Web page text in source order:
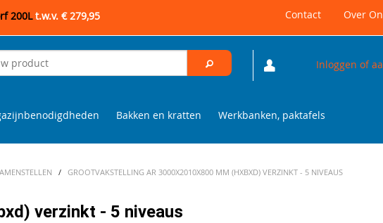
200Lt.w.v. € 279,95 Contact Over
Inloggen of
Bakken en kratten Werkbanken, paktafels
/ GROOTVAKSTELLING AR 3000X2010X800 MM (HXBXD) VERZINKT - 5 NIVEAUS
verzinkt - 5 niveaus